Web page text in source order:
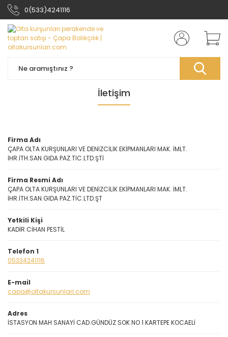
0(533)4241116
İletişim
Firma Adı
ÇAPA OLTA KURŞUNLARI VE DENİZCİLİK EKİPMANLARI MAK. İMLT.
İHR.İTH.SAN.GIDA PAZ.TİC.LTD.ŞTİ
Firma Resmi Adı
ÇAPA OLTA KURŞUNLARI VE DENİZCİLİK EKİPMANLARI MAK. İMLT.
İHR.İTH.SAN.GIDA PAZ.TİC.LTD.ŞT
Yetkili Kişi
KADİR CİHAN PESTİL
Telefon 1
05334241116
E-mail
capa@oltakursunlari.com
Adres
İSTASYON MAH SANAYİ CAD.GÜNDÜZ SOK NO 1 KARTEPE KOCAELİ